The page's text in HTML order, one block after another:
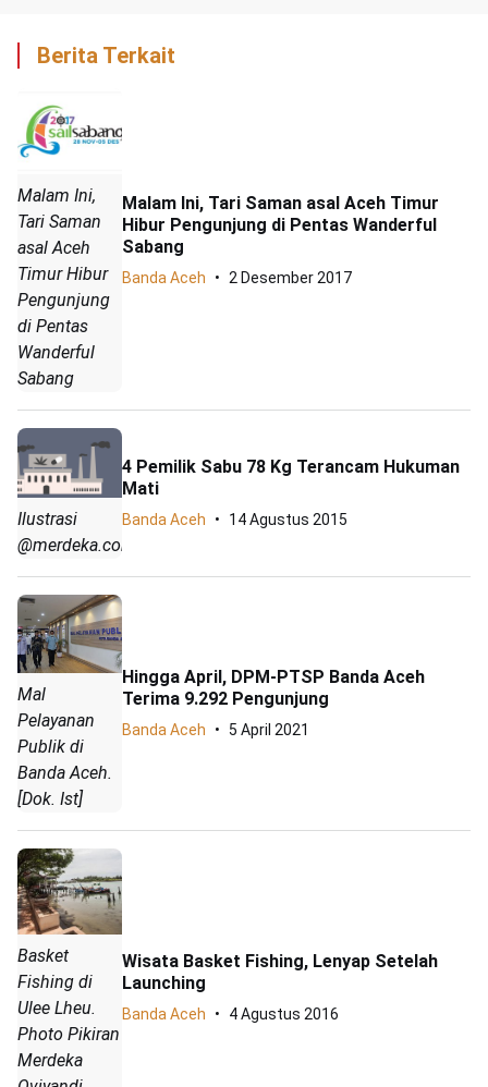
Berita Terkait
Malam Ini,
Tari Saman
asal Aceh
Timur Hibur
Pengunjung
di Pentas
Wanderful
Sabang
Malam Ini, Tari Saman asal Aceh Timur
Hibur Pengunjung di Pentas Wanderful
Sabang
Banda Aceh 2 Desember 2017
Ilustrasi
@merdeka.com
4 Pemilik Sabu 78 Kg Terancam Hukuman
Mati
Banda Aceh 14 Agustus 2015
Mal
Pelayanan
Publik di
Banda Aceh.
[Dok. Ist]
Hingga April, DPM-PTSP Banda Aceh
Terima 9.292 Pengunjung
Banda Aceh 5 April 2021
Basket
Fishing di
Ulee Lheu.
Photo Pikiran
Merdeka
Wisata Basket Fishing, Lenyap Setelah
Launching
Banda Aceh 4 Agustus 2016